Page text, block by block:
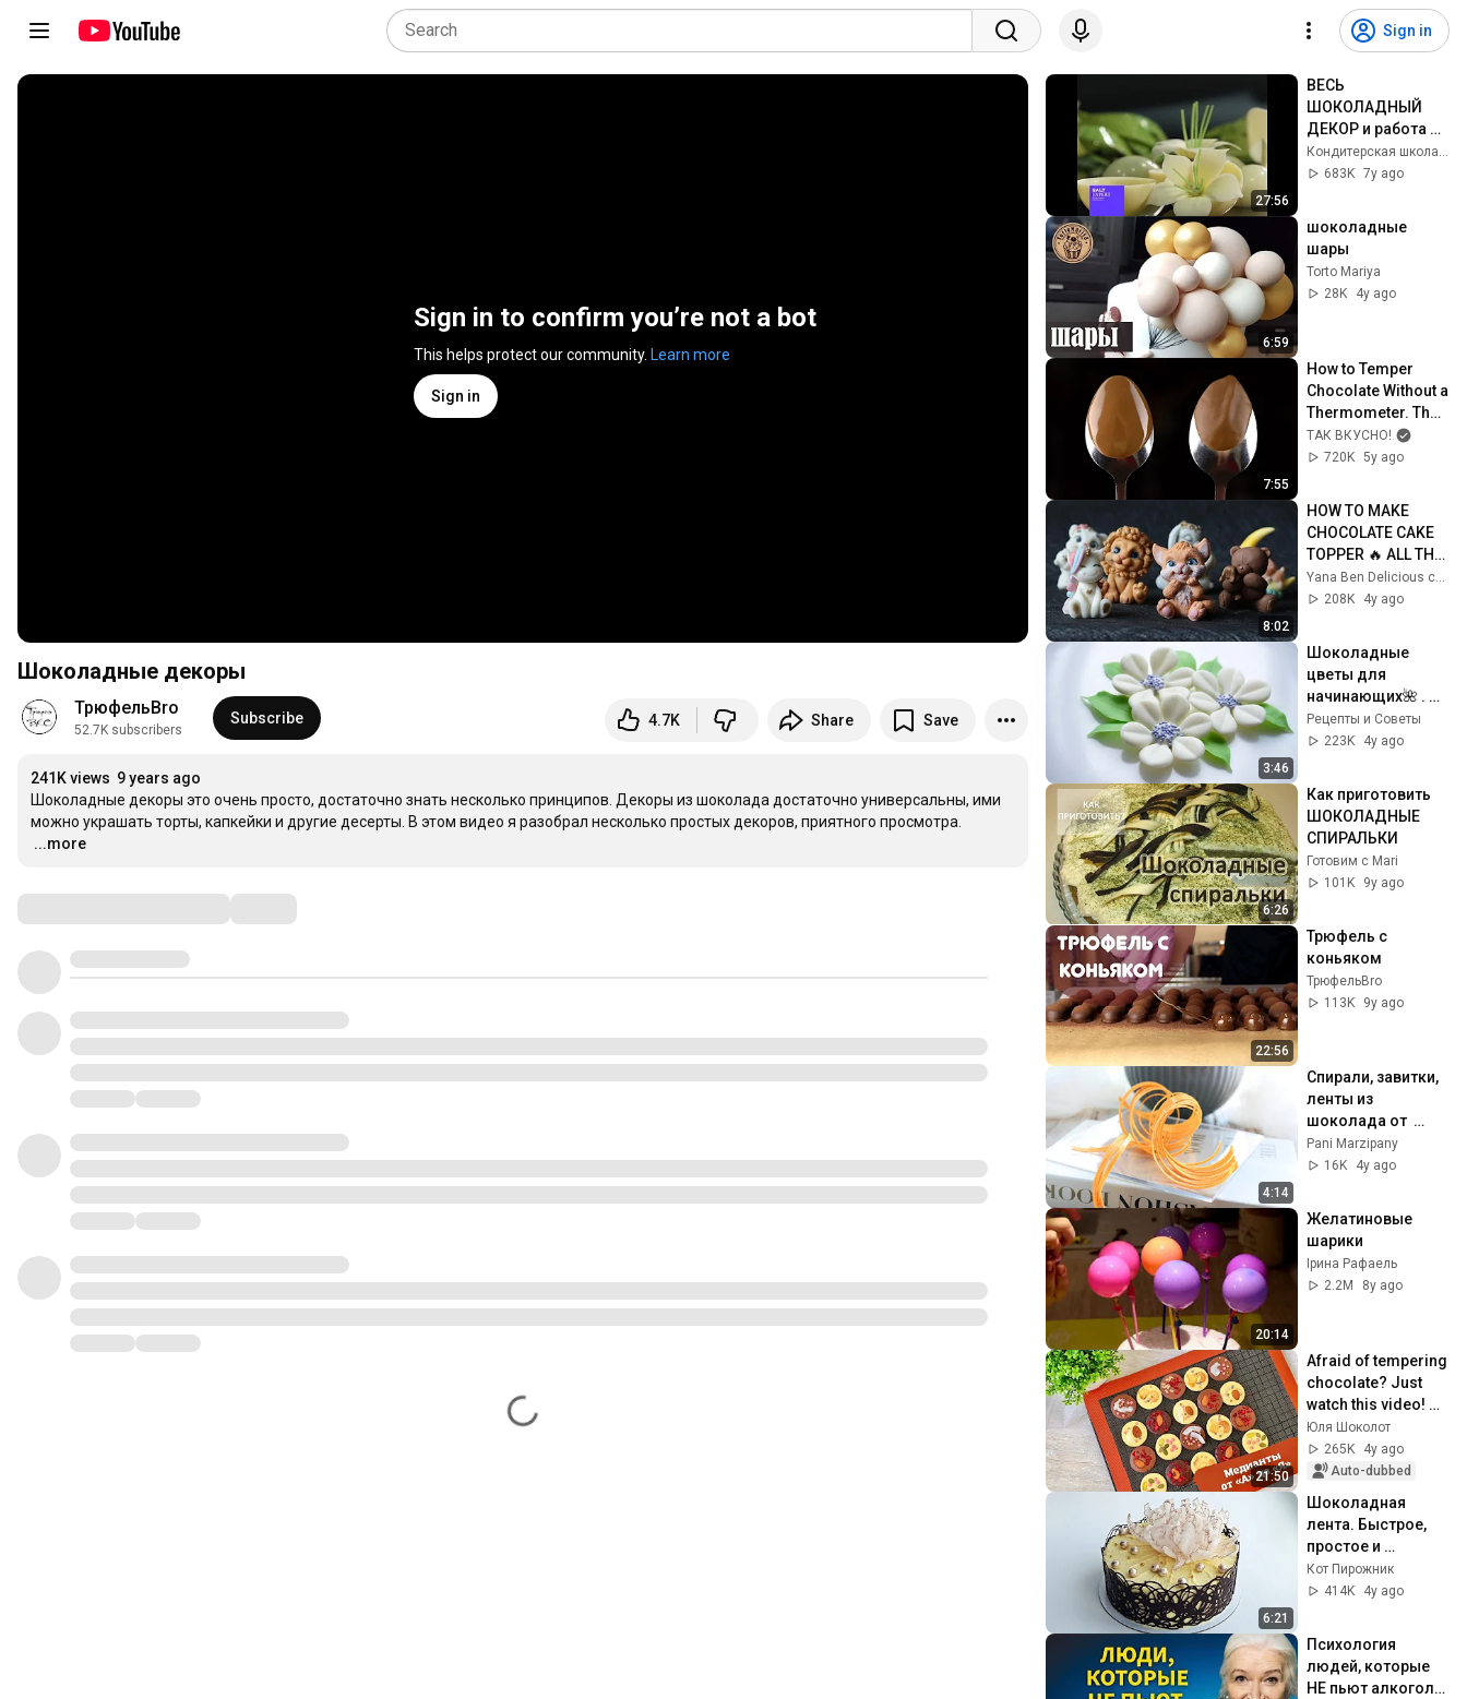
Sign in
Sign in to confirm you’re not a bot
This helps protect our community. Learn more
Sign in
Шоколадные декоры
ТрюфельBro
52.7K subscribers
Subscribe 4.7K Share Save
241K views 9 years ago
Шоколадные декоры это очень просто, достаточно знать несколько принципов. Декоры из шоколада достаточно универсальны, ими
…
...more
27:56
ВЕСЬ
ШОКОЛАДНЫЙ
ДЕКОР и работа с
шоколадом!
Шеф-кондитер
Кондитерская школа СОЛЬ «СОЛЬ»
683K 7y ago
6:59
шоколадные
шары
Torto Mariya
28K
4y ago
7:55
How to Temper
Chocolate Without a
Thermometer. The
Easy Way.
ТАК ВКУСНО!
720K 5y ago
8:02
HOW TO MAKE
CHOCOLATE CAKE
TOPPER 🔥 ALL THE
DETAILS🔥
Chocolate cake
208K
4y ago
3:46
Шоколадные
цветы для
начинающих🌺 .
Chocolate decor.
Рецепты и Советы
223K
4y ago
6:26
Как приготовить
ШОКОЛАДНЫЕ
СПИРАЛЬКИ
Готовим с Mari
101K
9y ago
22:56
Трюфель с
коньяком
ТрюфельBro
113K
9y ago
4:14
Cпирали, завитки,
ленты из
шоколада от
@PaniMarzipany
Pani Marzipany
16K
4y ago
20:14
Желатиновые
шарики
Ірина Рафаель
2.2M
8y ago
21:50
Afraid of tempering
chocolate? Just
watch this video!
Making chocolate
temperings.
Юля Шоколот
265K
4y ago
Auto-dubbed
6:21
Шоколадная
лента. Быстрое,
простое и
эффектное
украшение торта
Кот Пирожник
414K
4y ago
Психология
людей, которые
НЕ пьют алкоголь